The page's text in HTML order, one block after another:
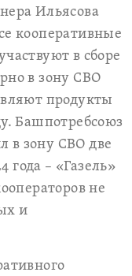
Ильясова
кооперативные
в сборе
в зону СВО
продукты
Башпотребсоюз
в зону СВО две
года – «Газель»
не
и